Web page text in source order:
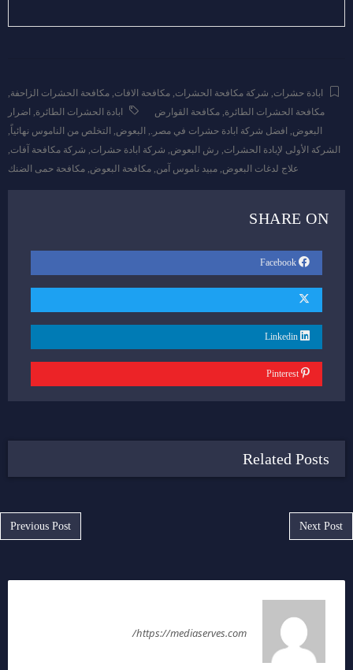
ابادة حشرات شركة مكافحة الحشرات مكافحة الافات مكافحة الحشرات الزاحفة
مكافحة الحشرات الطائرة مكافحة القوارض ابادة الحشرات الطائرة اضرار
البعوض افضل شركة ابادة حشرات في مصر. البعوض التخلص من الناموس نهائياً
الشركة الأولى لإبادة الحشرات رش البعوض شركة ابادة حشرات شركة مكافحة آفات
علاج لدغات البعوض مبيد ناموس آمن مكافحة البعوض مكافحة حمى الضنك
SHARE ON
Related Posts
Post navigation
Previous Post Next Post
https://mediaserves.com/